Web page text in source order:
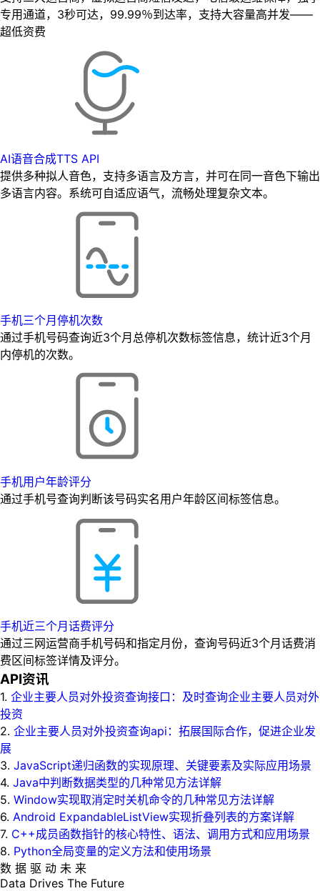
专用通道，3秒可达，99.99％到达率，支持大容量高并发——
超低资费
AI语音合成TTS API
提供多种拟人音色，支持多语言及方言，并可在同一音色下输出
多语言内容。系统可自适应语气，流畅处理复杂文本。
手机三个月停机次数
通过手机号码查询近3个月总停机次数标签信息，统计近3个月
内停机的次数。
手机用户年龄评分
通过手机号查询判断该号码实名用户年龄区间标签信息。
手机近三个月话费评分
通过三网运营商手机号码和指定月份，查询号码近3个月话费消
费区间标签详情及评分。
API资讯
1. 企业主要人员对外投资查询接口：及时查询企业主要人员对外
投资
2. 企业主要人员对外投资查询api：拓展国际合作，促进企业发
展
3. JavaScript递归函数的实现原理、关键要素及实际应用场景
4. Java中判断数据类型的几种常见方法详解
5. Window实现取消定时关机命令的几种常见方法详解
6. Android ExpandableListView实现折叠列表的方案详解
7. C++成员函数指针的核心特性、语法、调用方式和应用场景
8. Python全局变量的定义方法和使用场景
数 据 驱 动 未 来
Data Drives The Future